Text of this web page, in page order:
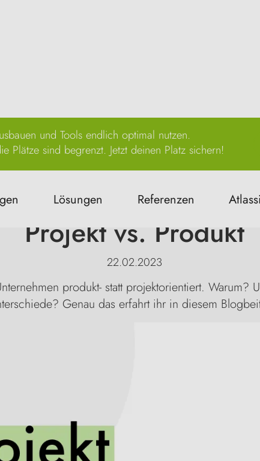
und Tools endlich optimal nutzen.
Plätze sind begrenzt. Jetzt deinen Platz sichern!
Lösungen Referenzen
Kollaboration & Wissen
Projekt vs. Produkt
22.02.2023
produkt- statt projektorientiert.
Genau das erfahrt ihr in diesem